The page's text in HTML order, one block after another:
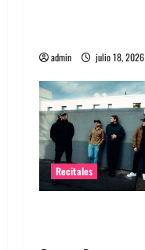
admin julio 18, 2026
Recitales